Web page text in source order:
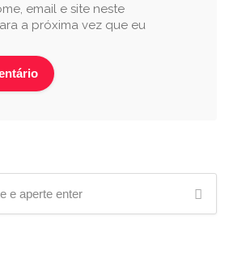
email e site neste
a próxima vez que eu